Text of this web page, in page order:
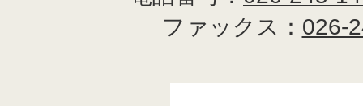
ファックス： 026-